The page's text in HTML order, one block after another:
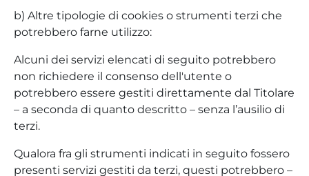
b) Altre tipologie di cookies o strumenti terzi che
potrebbero farne utilizzo:
Alcuni dei servizi elencati di seguito potrebbero
non richiedere il consenso dell'utente o
potrebbero essere gestiti direttamente dal Titolare
– a seconda di quanto descritto – senza l’ausilio di
terzi.
Qualora fra gli strumenti indicati in seguito fossero
presenti servizi gestiti da terzi, questi potrebbero –